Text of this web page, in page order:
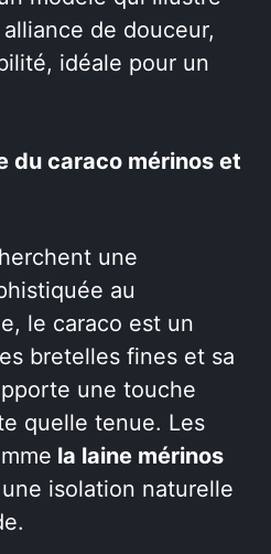
de douceur,
idéale pour un
du caraco mérinos et
une
au
le caraco est un
bretelles fines et sa
une touche
quelle tenue. Les
la laine mérinos
isolation naturelle